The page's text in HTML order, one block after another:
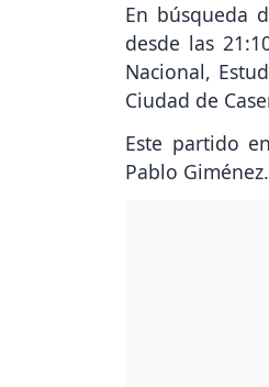
En búsqueda
desde las
Nacional,
Ciudad de
Este partido
Pablo Giménez.